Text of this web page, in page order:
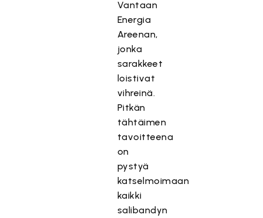
Vantaan
Energia
Areenan,
jonka
sarakkeet
loistivat
vihreinä.
Pitkän
tähtäimen
tavoitteena
on
pystyä
katselmoimaan
kaikki
salibandyn